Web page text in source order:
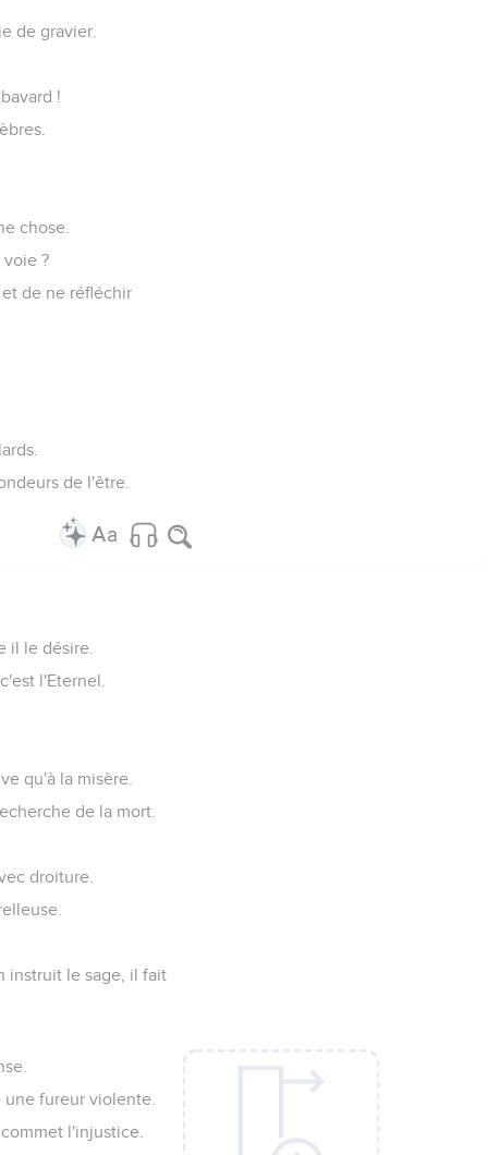
de gravier.
!
chose.
voie ?
de ne réfléchir
de l'être.
il le désire.
l'Eternel.
qu'à la misère.
de la mort.
droiture.
instruit le sage, il fait
fureur violente.
l'injustice.